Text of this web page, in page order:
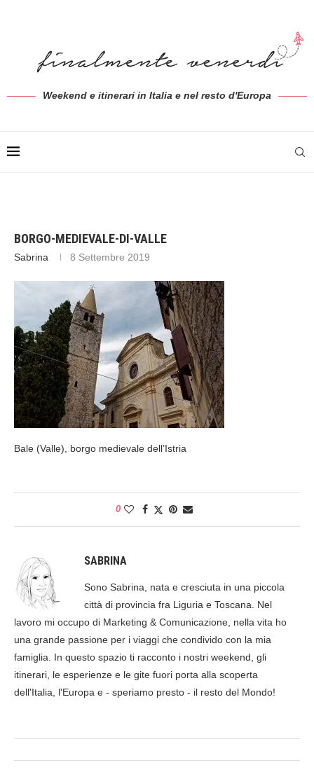
Weekend e itinerari in Italia e nel resto d'Europa
BORGO-MEDIEVALE-DI-VALLE
Sabrina 8 Settembre 2019
Bale (Valle), borgo medievale dell’Istria
0
SABRINA
Sono Sabrina, nata e cresciuta in una piccola
città di provincia fra Liguria e Toscana. Nel
lavoro mi occupo di Marketing & Comunicazione, nella vita ho
una grande passione per i viaggi che condivido con la mia
famiglia. In questo spazio ti racconto i nostri weekend, gli
itinerari, le esperienze e le gite fuori porta alla scoperta
dell'Italia, l'Europa e - speriamo presto - il resto del Mondo!